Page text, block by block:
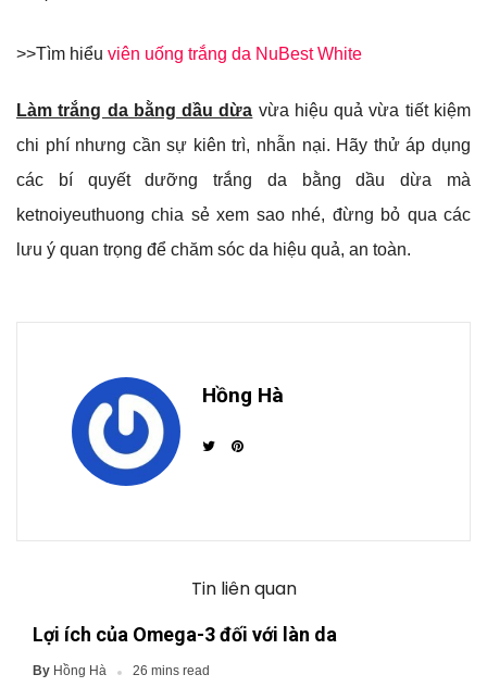
>>Tìm hiểu viên uống trắng da NuBest White
Làm trắng da bằng dầu dừa vừa hiệu quả vừa tiết kiệm
chi phí nhưng cần sự kiên trì, nhẫn nại. Hãy thử áp dụng
các bí quyết dưỡng trắng da bằng dầu dừa mà
ketnoiyeuthuong chia sẻ xem sao nhé, đừng bỏ qua các
lưu ý quan trọng để chăm sóc da hiệu quả, an toàn.
Hồng Hà
Tin liên quan
Lợi ích của Omega-3 đối với làn da
By Hồng Hà 26 mins read